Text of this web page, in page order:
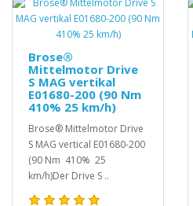
Brose®
Mittelmotor Drive
S MAG vertikal
E01680-200 (90 Nm
410% 25 km/h)
Brose® Mittelmotor Drive
S MAG vertical E01680-200
(90 Nm 410% 25
km/h)Der Drive S ..